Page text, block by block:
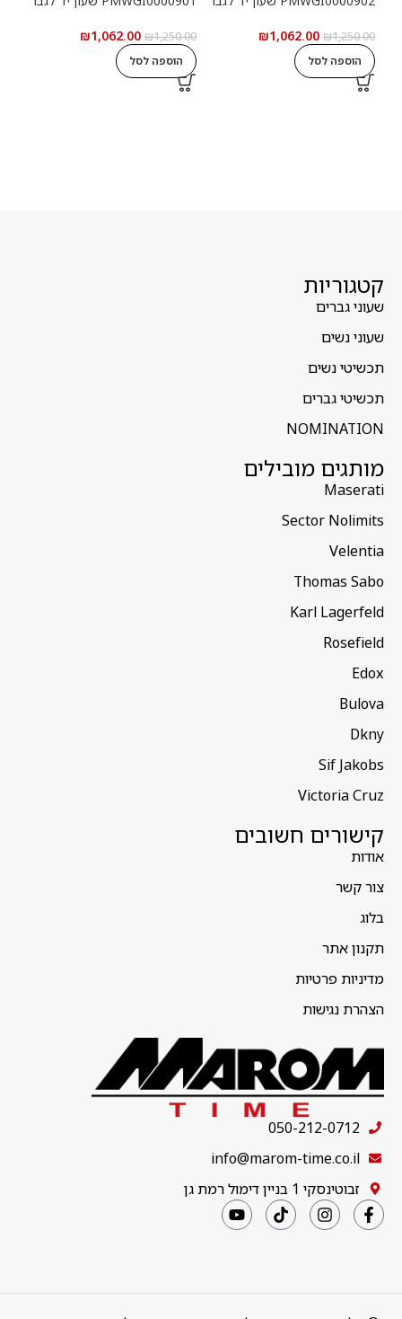
₪1,250.00
₪1,062.00
הוספה לסל
₪1,250.00
₪1,062.00
הוספה לסל
קטגוריות
שעוני גברים
שעוני נשים
תכשיטי נשים
תכשיטי גברים
NOMINATION
מותגים מובילים
Maserati
Sector Nolimits
Velentia
Thomas Sabo
Karl Lagerfeld
Rosefield
Edox
Bulova
Dkny
Sif Jakobs
Victoria Cruz
קישורים חשובים
אודות
צור קשר
בלוג
תקנון אתר
מדיניות פרטיות
הצהרת נגישות
050-212-0712
info@marom-time.co.il
זבוטינסקי 1 בניין דימול רמת גן